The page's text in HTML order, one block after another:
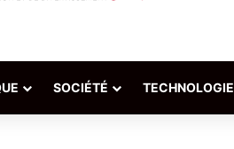
SOCIÉTÉ TECHNOLOGIE